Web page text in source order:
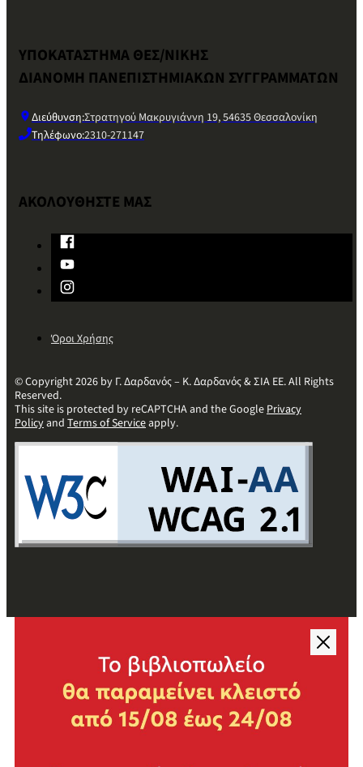
ΥΠΟΚΑΤΑΣΤΗΜΑ ΘΕΣ/ΝΙΚΗΣ
ΔΙΑΝΟΜΗ ΠΑΝΕΠΙΣΤΗΜΙΑΚΩΝ ΣΥΓΓΡΑΜΜΑΤΩΝ
Διεύθυνση:Στρατηγού Μακρυγιάννη 19, 54635 Θεσσαλονίκη
Τηλέφωνο:2310-271147
ΑΚΟΛΟΥΘΗΣΤΕ ΜΑΣ
Όροι Χρήσης
© Copyright 2026 by Γ. Δαρδανός – Κ. Δαρδανός & ΣΙΑ ΕΕ. All Rights
Reserved.
This site is protected by reCAPTCHA and the GooglePrivacy
Policyand Terms of Serviceapply.